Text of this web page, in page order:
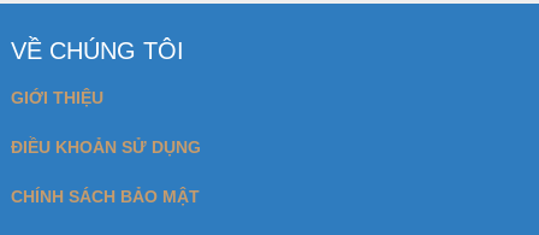
VỀ CHÚNG TÔI
GIỚI THIỆU
ĐIỀU KHOẢN SỬ DỤNG
CHÍNH SÁCH BẢO MẬT